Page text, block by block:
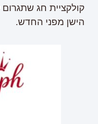
קולקציית חג
הישן מפני החדש.